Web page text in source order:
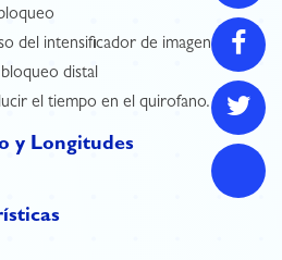
del intensificador de imagenes
distal
el tiempo en el quirofano.
y Longitudes